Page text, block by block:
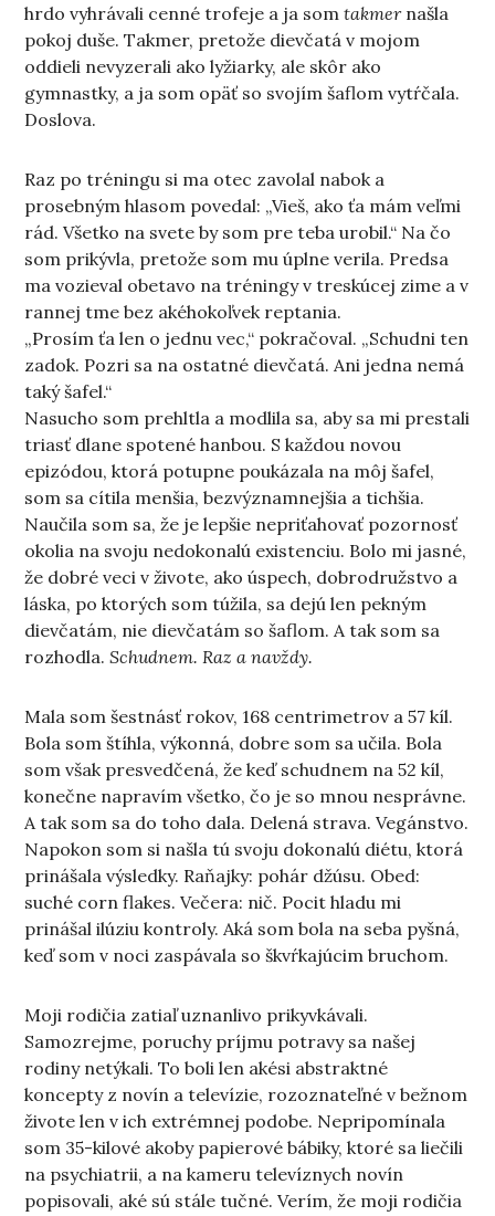
hrdo vyhrávali cenné trofeje a ja somtakmernašla
pokoj duše. Takmer, pretože dievčatá v mojom
oddieli nevyzerali ako lyžiarky, ale skôr ako
gymnastky, a ja som opäť so svojím šaflom vytŕčala.
Doslova.
Raz po tréningu si ma otec zavolal nabok a
prosebným hlasom povedal: „Vieš, ako ťa mám veľmi
rád. Všetko na svete by som pre teba urobil.“ Na čo
som prikývla, pretože som mu úplne verila. Predsa
ma vozieval obetavo na tréningy v treskúcej zime a v
rannej tme bez akéhokoľvek reptania.
„Prosím ťa len o jednu vec,“ pokračoval. „Schudni ten
zadok. Pozri sa na ostatné dievčatá. Ani jedna nemá
taký šafel.“
Nasucho som prehltla a modlila sa, aby sa mi prestali
triasť dlane spotené hanbou. S každou novou
epizódou, ktorá potupne poukázala na môj šafel,
som sa cítila menšia, bezvýznamnejšia a tichšia.
Naučila som sa, že je lepšie nepriťahovať pozornosť
okolia na svoju nedokonalú existenciu. Bolo mi jasné,
že dobré veci v živote, ako úspech, dobrodružstvo a
láska, po ktorých som túžila, sa dejú len pekným
dievčatám, nie dievčatám so šaflom. A tak som sa
rozhodla.Schudnem. Raz a navždy.
Mala som šestnásť rokov, 168 centrimetrov a 57 kíl.
Bola som štíhla, výkonná, dobre som sa učila. Bola
som však presvedčená, že keď schudnem na 52 kíl,
konečne napravím všetko, čo je so mnou nesprávne.
A tak som sa do toho dala. Delená strava. Vegánstvo.
Napokon som si našla tú svoju dokonalú diétu, ktorá
prinášala výsledky. Raňajky: pohár džúsu. Obed:
suché corn flakes. Večera: nič. Pocit hladu mi
prinášal ilúziu kontroly. Aká som bola na seba pyšná,
keď som v noci zaspávala so škvŕkajúcim bruchom.
Moji rodičia zatiaľ uznanlivo prikyvkávali.
Samozrejme, poruchy príjmu potravy sa našej
rodiny netýkali. To boli len akési abstraktné
koncepty z novín a televízie, rozoznateľné v bežnom
živote len v ich extrémnej podobe. Nepripomínala
som 35-kilové akoby papierové bábiky, ktoré sa liečili
na psychiatrii, a na kameru televíznych novín
popisovali, aké sú stále tučné. Verím, že moji rodičia